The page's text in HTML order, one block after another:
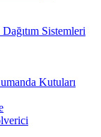
Sistemleri
Kutuları